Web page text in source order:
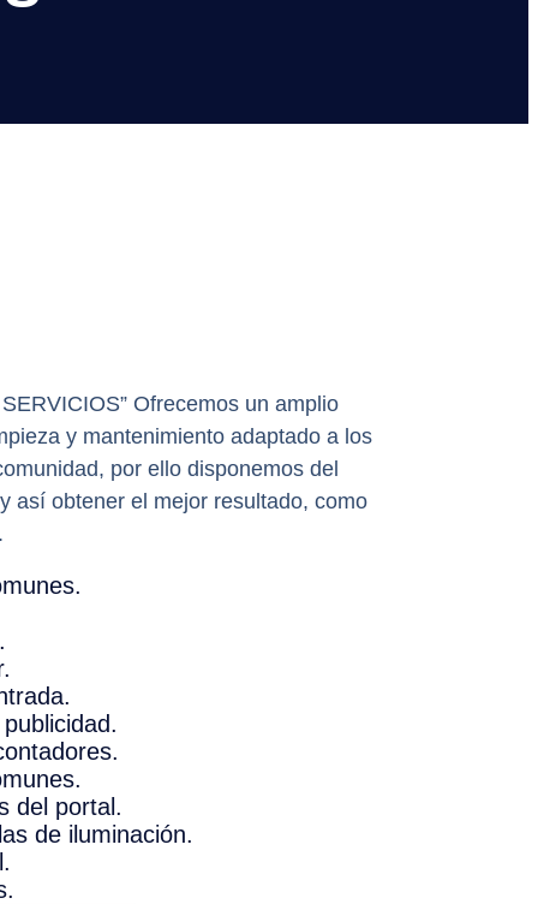
Ofrecemos un amplio
y mantenimiento adaptado a los
por ello disponemos del
así obtener el mejor resultado, como
del portal.
de iluminación.